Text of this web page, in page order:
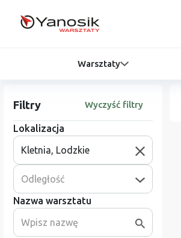
Warsztaty
Filtry Wyczyść filtry
Lokalizacja
Odległość
Nazwa warsztatu